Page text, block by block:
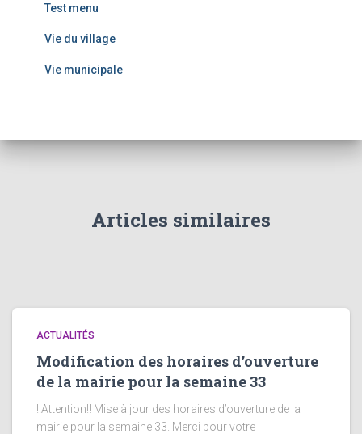
Test menu
Vie du village
Vie municipale
Articles similaires
ACTUALITÉS
Modification des horaires d’ouverture
de la mairie pour la semaine 33
!!Attention!! Mise à jour des horaires d’ouverture de la
mairie pour la semaine 33. Merci pour votre